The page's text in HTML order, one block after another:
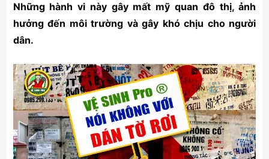
Những hành vi này gây mất mỹ quan đô thị, ảnh
hưởng đến môi trường và gây khó chịu cho người
dân.